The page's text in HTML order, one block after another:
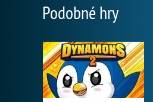
Podobné hry